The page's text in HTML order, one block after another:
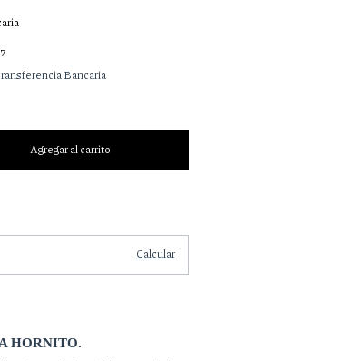
Bancaria
Calcular
HORNITO.